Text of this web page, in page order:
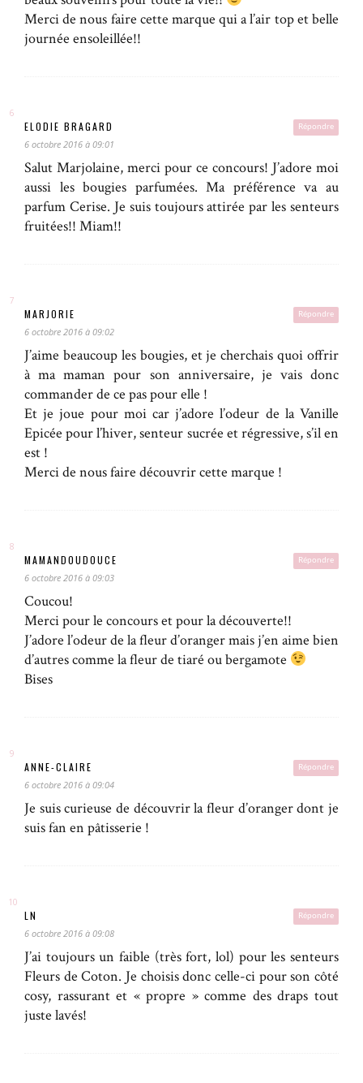
Merci de nous faire cette marque qui a l’air top et belle
journée ensoleillée!!
Répondre
ELODIE BRAGARD
6 octobre 2016 à 09:01
Salut Marjolaine, merci pour ce concours! J’adore moi
aussi les bougies parfumées. Ma préférence va au
parfum Cerise. Je suis toujours attirée par les senteurs
fruitées!! Miam!!
Répondre
MARJORIE
6 octobre 2016 à 09:02
J’aime beaucoup les bougies, et je cherchais quoi offrir
à ma maman pour son anniversaire, je vais donc
commander de ce pas pour elle !
Et je joue pour moi car j’adore l’odeur de la Vanille
Epicée pour l’hiver, senteur sucrée et régressive, s’il en
est !
Merci de nous faire découvrir cette marque !
Répondre
MAMANDOUDOUCE
6 octobre 2016 à 09:03
Coucou!
Merci pour le concours et pour la découverte!!
J’adore l’odeur de la fleur d’oranger mais j’en aime bien
d’autres comme la fleur de tiaré ou bergamote
Bises
Répondre
ANNE-CLAIRE
6 octobre 2016 à 09:04
Je suis curieuse de découvrir la fleur d’oranger dont je
suis fan en pâtisserie !
Répondre
LN
6 octobre 2016 à 09:08
J’ai toujours un faible (très fort, lol) pour les senteurs
Fleurs de Coton. Je choisis donc celle-ci pour son côté
cosy, rassurant et « propre » comme des draps tout
juste lavés!